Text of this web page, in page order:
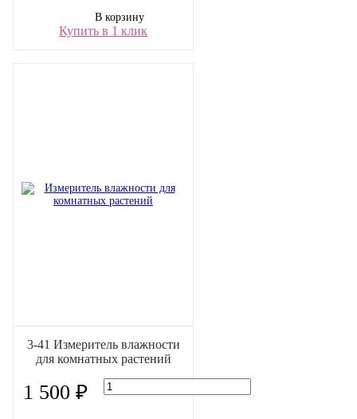
В корзину
Купить в 1 клик
3-41 Измеритель влажности
для комнатных растений
1 500 ₽